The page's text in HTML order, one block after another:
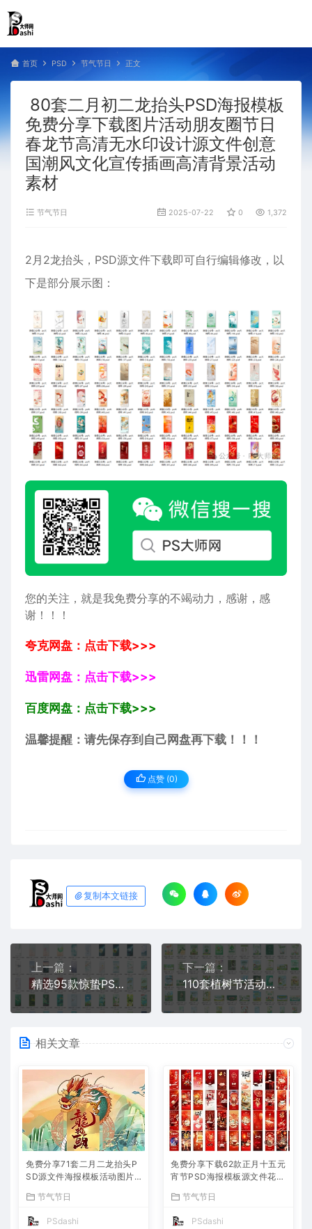
首页 PSD 节气节日 正文
80套二月初二龙抬头PSD海报模板
免费分享下载图片活动朋友圈节日
春龙节高清无水印设计源文件创意
国潮风文化宣传插画高清背景活动
素材
节气节日 2025-07-22 0 1,372
2月2龙抬头，PSD源文件下载即可自行编辑修改，以
下是部分展示图：
您的关注，就是我免费分享的不竭动力，感谢，感
谢！！！
夸克网盘：点击下载>>>
迅雷网盘：点击下载>>>
百度网盘：点击下载>>>
温馨提醒：请先保存到自己网盘再下载！！！
点赞 (0)
复制本文链接
上一篇：
精选95款惊蛰PSD格式海报模板24节气图片设计素材免费分享下载平面无水印高清大图背景二十四节气整套资源源文件创意文化大全
下一篇：
110套植树节活动海报PSD格式素材免费分享下载绘画卡片kt板3月12日ps环创背景黑板报贴纸环保展板朋友圈图片3.12营销宣传
相关文章
免费分享71套二月二龙抬头P
SD源文件海报模板活动图片
广告PS大师网高清合集中国
传统节日平面设计宣传
节气节日
PSdashi
免费分享下载62款正月十五元
宵节PSD海报模板源文件花灯
春节氛围喜庆背景设计素材公
司企业朋友圈吃汤圆
节气节日
PSdashi